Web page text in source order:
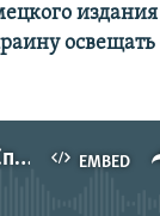
освещать
EMBED
Радио Крым.Реалии/ Справится или нет – как на Евросоюз повлияют беженцы